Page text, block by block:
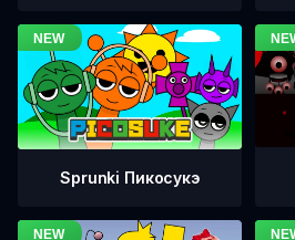
Sprunki Пикосукэ